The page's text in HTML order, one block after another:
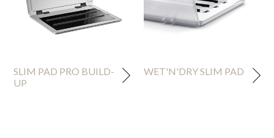
SLIM PAD PRO BUILD-
UP
WET'N'DRY SLIM PAD